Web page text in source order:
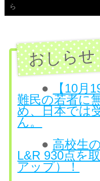
ス
ら
●
【10月
難民の若者に
め、日本では
ん。
● 高校生
L&R 930点を
アップ）！